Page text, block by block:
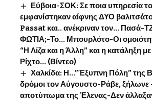
Εύβοια-ΣΟΚ: Σε ποια υπηρεσία
εμφανίστηκαν αίφνης ΔΥΟ
Passat και.. ανέκριναν τον… Πασά-
ΦΩΤΙΑ;-Το… Μπουρλότο-Οι
“Η Λίζα και η Άλλη” και η κατάληξη με
Ρίχτο… (Βίντεο)
Χαλκίδα: Η…”Έξυπνη Πόλη” της
δρόμοι τον Αύγουστο-Ράβε,
αποτύπωμα της Έλενας-Δεν